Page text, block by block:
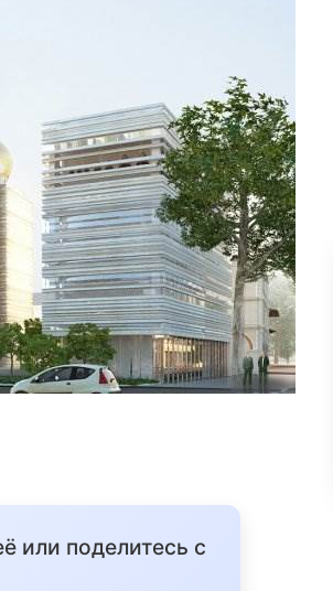
или поделитесь с
/// НОВОСТИ (СМИ) ///